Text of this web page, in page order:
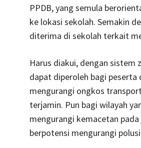
PPDB, yang semula
ke lokasi sekolah. Semakin
diterima di sekolah terkait
Harus diakui, dengan sistem
dapat diperoleh bagi peserta
mengurangi ongkos
terjamin. Pun bagi wilayah
mengurangi kemacetan
berpotensi mengurangi